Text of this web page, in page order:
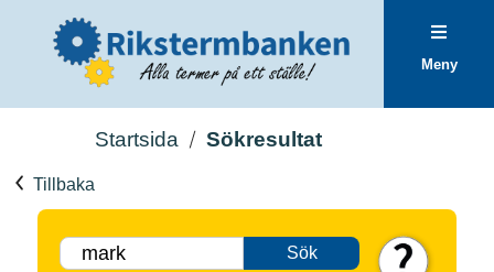
Meny
Startsida Sökresultat
Tillbaka
Sök